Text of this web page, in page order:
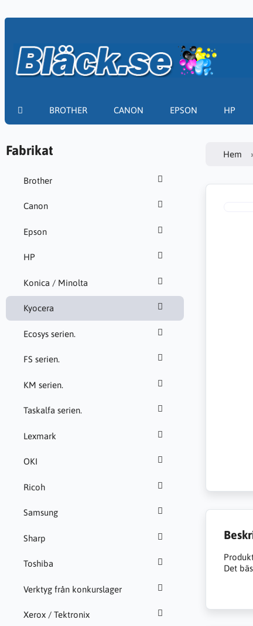
BROTHER CANON EPSON HP
Fabrikat
Brother
Canon
Epson
HP
Konica / Minolta
Kyocera
Ecosys serien.
FS serien.
KM serien.
Taskalfa serien.
Lexmark
OKI
Ricoh
Samsung
Sharp
Toshiba
Verktyg från konkurslager
Xerox / Tektronix
Hem
Det